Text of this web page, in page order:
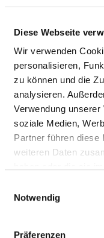
Diese Webseite
Wir verwenden
personalisieren,
zu können und die
analysieren.
Verwendung
soziale Medien,
Partner führen diese
weiteren Daten
Notwendig
Präferenzen
endonasal
Andere
Sonstige
Tonsillektomie
Partiell, transoral
Resektion der
histographisch
Mundes und der